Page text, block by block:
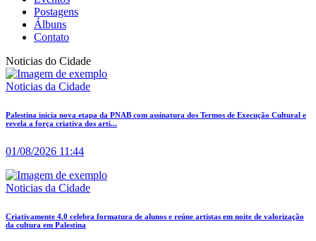
Postagens
Álbuns
Contato
Noticias do Cidade
Noticias da Cidade
Palestina inicia nova etapa da PNAB com assinatura dos Termos de Execução Cultural e
revela a força criativa dos arti...
01/08/2026 11:44
Noticias da Cidade
Criativamente 4.0 celebra formatura de alunos e reúne artistas em noite de valorização
da cultura em Palestina